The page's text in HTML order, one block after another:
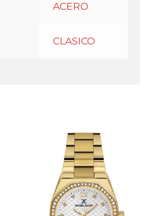
ACERO
CLASICO